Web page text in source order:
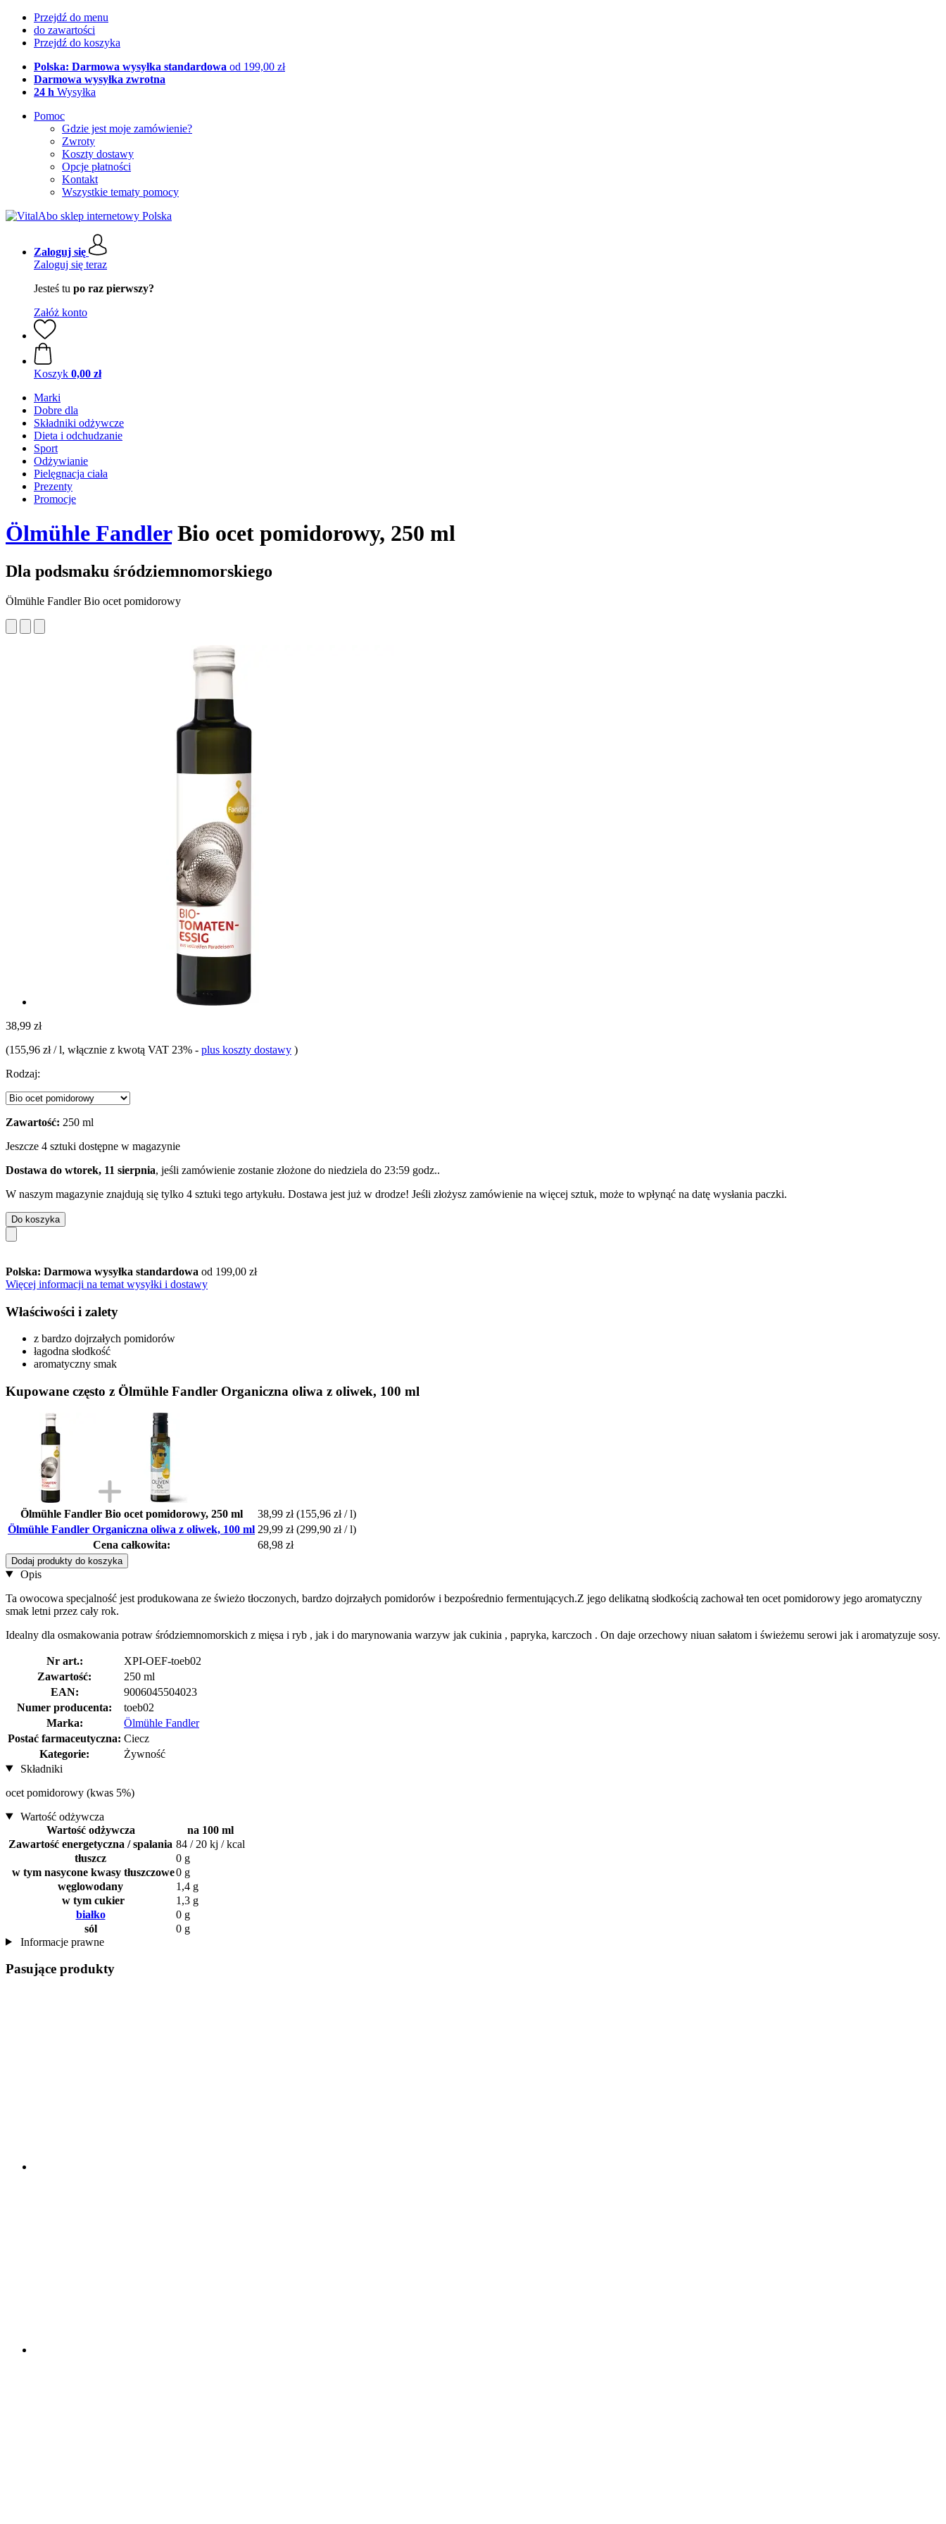
Przejdź do menu
do zawartości
Przejdź do koszyka
Polska: Darmowa wysyłka standardowa od 199,00 zł
Darmowa wysyłka zwrotna
24 h Wysyłka
Pomoc
Gdzie jest moje zamówienie?
Zwroty
Koszty dostawy
Opcje płatności
Kontakt
Wszystkie tematy pomocy
Zaloguj się
Zaloguj się teraz
Jesteś tu po raz pierwszy?
Załóż konto
Koszyk 0,00 zł
Marki
Dobre dla
Składniki odżywcze
Dieta i odchudzanie
Sport
Odżywianie
Pielęgnacja ciała
Prezenty
Promocje
Ölmühle FandlerBio ocet pomidorowy, 250 ml
Dla podsmaku śródziemnomorskiego
Ölmühle Fandler Bio ocet pomidorowy
38,99 zł
(155,96 zł / l, włącznie z kwotą VAT 23% - plus koszty dostawy )
Rodzaj:
Zawartość: 250 ml
Jeszcze 4 sztuki dostępne w magazynie
Dostawa do wtorek, 11 sierpnia, jeśli zamówienie zostanie złożone do niedziela do 23:59 godz..
W naszym magazynie znajdują się tylko 4 sztuki tego artykułu. Dostawa jest już w drodze! Jeśli złożysz zamówienie na więcej sztuk, może to wpłynąć na datę wysłania paczki.
Do koszyka
Polska: Darmowa wysyłka standardowa od 199,00 zł
Więcej informacji na temat wysyłki i dostawy
Właściwości i zalety
z bardzo dojrzałych pomidorów
łagodna słodkość
aromatyczny smak
Kupowane często z Ölmühle Fandler Organiczna oliwa z oliwek, 100 ml
Ölmühle Fandler Bio ocet pomidorowy, 250 ml 38,99 zł (155,96 zł / l)
Ölmühle Fandler Organiczna oliwa z oliwek, 100 ml 29,99 zł (299,90 zł / l)
Cena całkowita:
68,98 zł
Dodaj produkty do koszyka
Opis
Ta owocowa specjalność jest produkowana ze świeżo tłoczonych, bardzo dojrzałych pomidorów i bezpośrednio fermentujących.Z jego delikatną słodkością zachował ten ocet pomidorowy jego aromatyczny
smak letni przez cały rok.
Idealny dla osmakowania potraw śródziemnomorskich z mięsa i ryb , jak i do marynowania warzyw jak cukinia , papryka, karczoch . On daje orzechowy niuan sałatom i świeżemu serowi jak i aromatyzuje sosy.
Nr art.:
XPI-OEF-toeb02
Zawartość:
250 ml
EAN:
9006045504023
Numer producenta:
toeb02
Marka:
Ölmühle Fandler
Postać farmaceutyczna: Ciecz
Kategorie:
Żywność
Składniki
ocet pomidorowy (kwas 5%)
Wartość odżywcza
Wartość odżywcza
na 100 ml
Zawartość energetyczna / spalania 84 / 20 kj / kcal
tłuszcz
0 g
w tym nasycone kwasy tłuszczowe0 g
węglowodany
1,4 g
w tym cukier
1,3 g
białko
0 g
sól
0 g
Informacje prawne
Pasujące produkty